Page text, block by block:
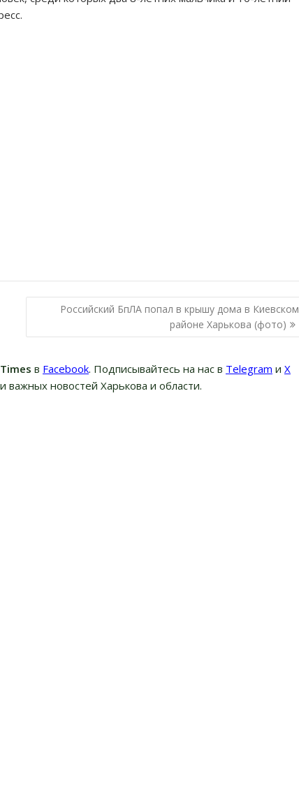
Российский БпЛА попал в крышу дома в Киевском
районе Харькова (фото)
в Facebook. Подписывайтесь на нас в Telegram и Х
новостей Харькова и области.